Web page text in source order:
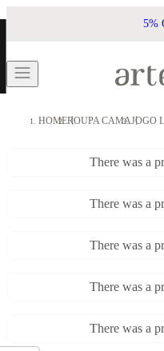
5%
HOMEROUPA CAMAJOGO
There was a
There was a
There was a
There was a
There was a